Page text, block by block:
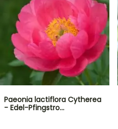
Paeonia lactiflora Cytherea
- Edel-Pfingstro…